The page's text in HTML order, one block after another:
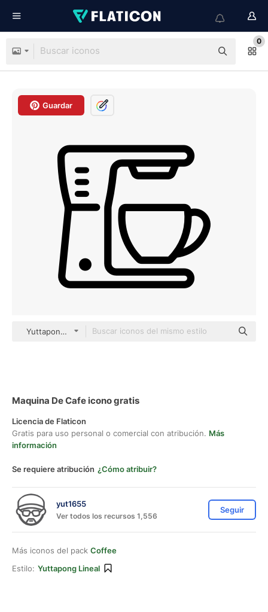
0
Guardar
Yuttapong Lineal
Maquina De Cafe icono gratis
Licencia de Flaticon
Gratis para uso personal o comercial con atribución. Más
información
Se requiere atribución ¿Cómo atribuir?
yut1655
Ver todos los recursos 1,556
Seguir
Más iconos del pack Coffee
Estilo: Yuttapong Lineal